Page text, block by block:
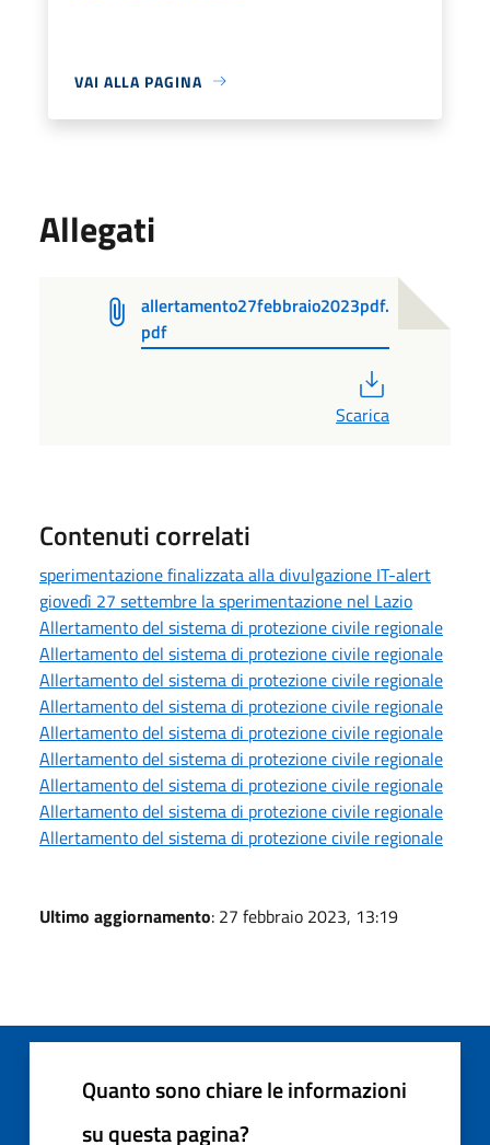
VAI ALLA PAGINA
Allegati
allertamento27febbraio2023pdf.
pdf
Scarica
Contenuti correlati
sperimentazione finalizzata alla divulgazione IT-alert
giovedì 27 settembre la sperimentazione nel Lazio
Allertamento del sistema di protezione civile regionale
Allertamento del sistema di protezione civile regionale
Allertamento del sistema di protezione civile regionale
Allertamento del sistema di protezione civile regionale
Allertamento del sistema di protezione civile regionale
Allertamento del sistema di protezione civile regionale
Allertamento del sistema di protezione civile regionale
Allertamento del sistema di protezione civile regionale
Allertamento del sistema di protezione civile regionale
Ultimo aggiornamento: 27 febbraio 2023, 13:19
Quanto sono chiare le informazioni
su questa pagina?